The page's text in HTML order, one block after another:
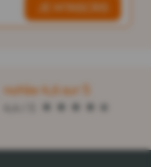
notée 4,6 sur 5